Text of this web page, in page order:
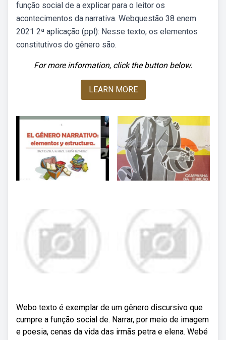
função social de a explicar para o leitor os
acontecimentos da narrativa. Webquestão 38 enem
2021 2ª aplicação (ppl): Nesse texto, os elementos
constitutivos do gênero são.
For more information, click the button below.
LEARN MORE
Webo texto é exemplar de um gênero discursivo que
cumpre a função social de. Narrar, por meio de imagem
e poesia, cenas da vida das irmãs petra e elena. Webé